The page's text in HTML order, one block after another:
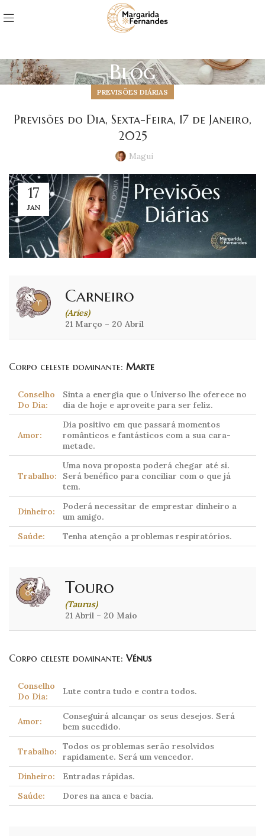
Blog
PREVISÕES DIÁRIAS
Previsões do Dia, Sexta-Feira, 17 de Janeiro,
2025
Magui
17
JAN
Carneiro
(Aries)
21 Março – 20 Abril
Corpo celeste dominante: Marte
Conselho
Do Dia:
Sinta a energia que o Universo lhe oferece no
dia de hoje e aproveite para ser feliz.
Amor:
Dia positivo em que passará momentos
românticos e fantásticos com a sua cara-
metade.
Trabalho:
Uma nova proposta poderá chegar até si.
Será benéfico para conciliar com o que já
tem.
Dinheiro:
Poderá necessitar de emprestar dinheiro a
um amigo.
Saúde:
Tenha atenção a problemas respiratórios.
Touro
(Taurus)
21 Abril – 20 Maio
Corpo celeste dominante: Vénus
Conselho
Do Dia:
Lute contra tudo e contra todos.
Amor:
Conseguirá alcançar os seus desejos. Será
bem sucedido.
Trabalho:
Todos os problemas serão resolvidos
rapidamente. Será um vencedor.
Dinheiro:
Entradas rápidas.
Saúde:
Dores na anca e bacia.